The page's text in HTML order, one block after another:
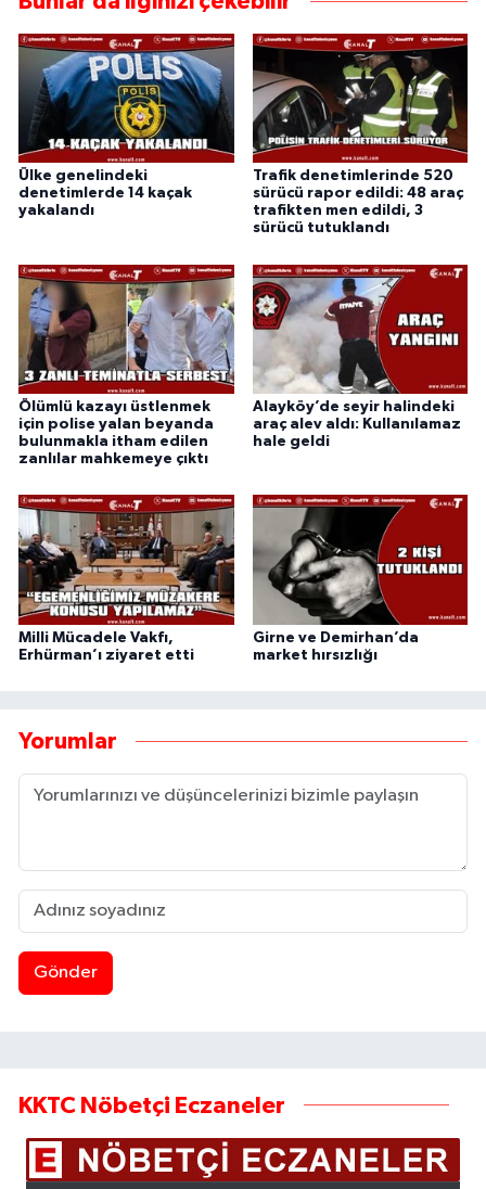
Ülke genelindeki
denetimlerde 14 kaçak
yakalandı
Trafik denetimlerinde 520
sürücü rapor edildi: 48 araç
trafikten men edildi, 3
sürücü tutuklandı
Ölümlü kazayı üstlenmek
için polise yalan beyanda
bulunmakla itham edilen
zanlılar mahkemeye çıktı
Alayköy’de seyir halindeki
araç alev aldı: Kullanılamaz
hale geldi
Milli Mücadele Vakfı,
Erhürman’ı ziyaret etti
Girne ve Demirhan’da
market hırsızlığı
Yorumlar
Gönder
KKTC Nöbetçi Eczaneler